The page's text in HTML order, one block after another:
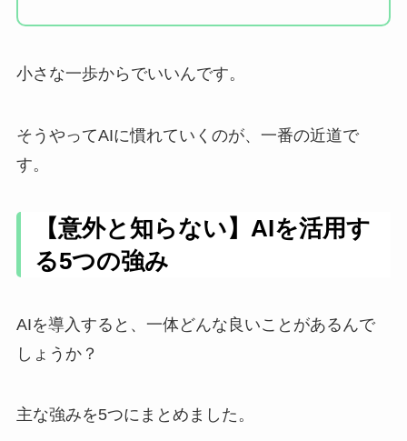
小さな一歩からでいいんです。
そうやってAIに慣れていくのが、一番の近道で
す。
【意外と知らない】AIを活用す
る5つの強み
AIを導入すると、一体どんな良いことがあるんで
しょうか？
主な強みを5つにまとめました。